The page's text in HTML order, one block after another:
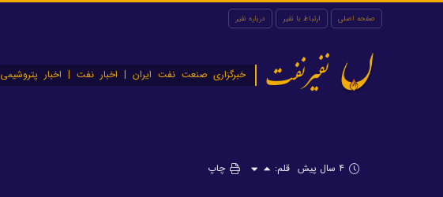
صفحه اصلی ارتباط با نفیر درباره نفیر
نفیرنفت خبرگزاری صنعت نفت ایران | اخبار نفت | اخبار پتروشیمی
۴ سال پیش قلم: چاپ